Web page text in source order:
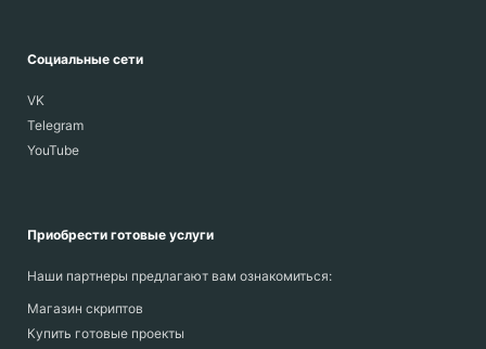
Социальные сети
VK
Telegram
YouTube
Приобрести готовые услуги
Наши партнеры предлагают вам ознакомиться:
Магазин скриптов
Купить готовые проекты